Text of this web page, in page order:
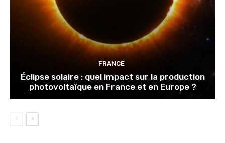
FRANCE
Éclipse solaire : quel impact sur la production
photovoltaïque en France et en Europe ?